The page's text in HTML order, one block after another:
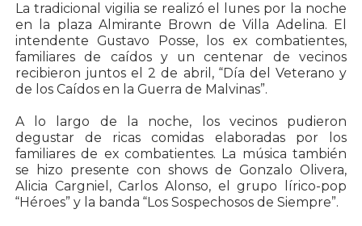
La tradicional vigilia se realizó el lunes por la noche
en la plaza Almirante Brown de Villa Adelina. El
intendente Gustavo Posse, los ex combatientes,
familiares de caídos y un centenar de vecinos
recibieron juntos el 2 de abril, “Día del Veterano y
de los Caídos en la Guerra de Malvinas”.
A lo largo de la noche, los vecinos pudieron
degustar de ricas comidas elaboradas por los
familiares de ex combatientes. La música también
se hizo presente con shows de Gonzalo Olivera,
Alicia Cargniel, Carlos Alonso, el grupo lírico-pop
“Héroes” y la banda “Los Sospechosos de Siempre”.